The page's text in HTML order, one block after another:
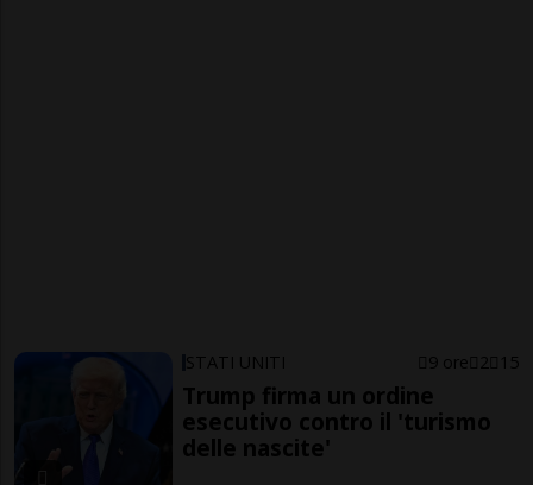
STATI UNITI 9 ore 2 15
Trump firma un ordine
esecutivo contro il 'turismo
delle nascite'